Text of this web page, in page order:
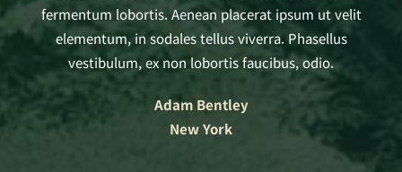
fermentum lobortis. Aenean placerat ipsum ut velit
elementum, in sodales tellus viverra. Phasellus
vestibulum, ex non lobortis faucibus, odio.
Adam Bentley
New York